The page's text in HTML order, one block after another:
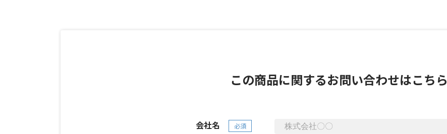
この商品に関するお問い合わせはこちら
会社名 必須